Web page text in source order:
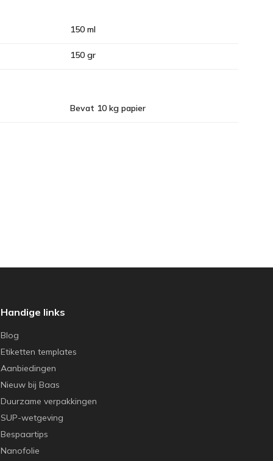
150 ml
150 gr
Bevat 10 kg papier
Handige links
Blog
Etiketten templates
Aanbiedingen
Nieuw bij Baas
Duurzame verpakkingen
SUP-wetgeving
Bespaartips
Nanofolie